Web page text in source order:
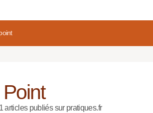
articles publiés sur pratiques.fr